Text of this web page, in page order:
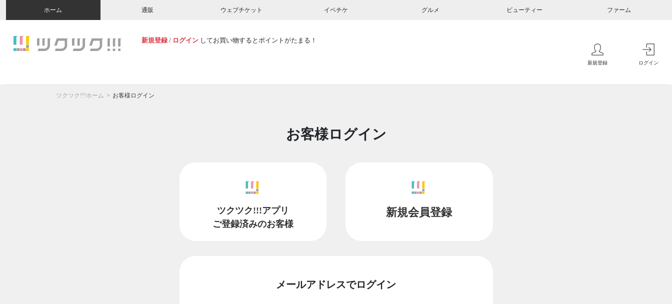
ホーム 通販 ウェブチケット イベチケ グルメ ビューティー ファーム
新規登録 / ログイン してお買い物するとポイントがたまる！
新規登録 ログイン
ツクツク!!!ホーム お客様ログイン
お客様ログイン
ツクツク!!!アプリ
ご登録済みのお客様
新規会員登録
メールアドレスでログイン